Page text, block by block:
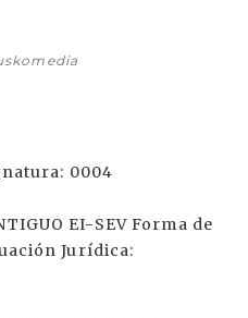
0004
EI-SEV Forma de
Jurídica: